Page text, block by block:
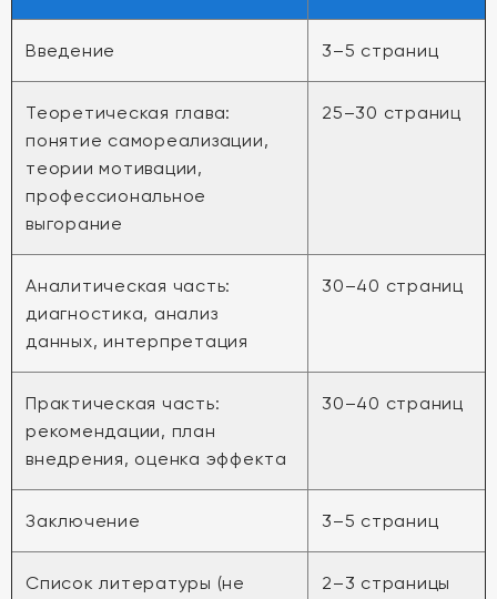
Введение 3–5 страниц
Теоретическая глава:
понятие самореализации,
теории мотивации,
профессиональное
выгорание
25–30 страниц
Аналитическая часть:
диагностика, анализ
данных, интерпретация
30–40 страниц
Практическая часть:
рекомендации, план
внедрения, оценка эффекта
30–40 страниц
Заключение 3–5 страниц
Список литературы (не
2–3 страницы